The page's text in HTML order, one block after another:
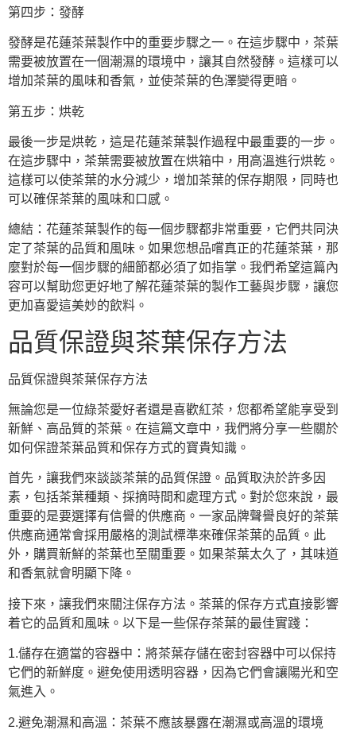
第四步：發酵
發酵是花蓮茶葉製作中的重要步驟之一。在這步驟中，茶葉
需要被放置在一個潮濕的環境中，讓其自然發酵。這樣可以
增加茶葉的風味和香氣，並使茶葉的色澤變得更暗。
第五步：烘乾
最後一步是烘乾，這是花蓮茶葉製作過程中最重要的一步。
在這步驟中，茶葉需要被放置在烘箱中，用高溫進行烘乾。
這樣可以使茶葉的水分減少，增加茶葉的保存期限，同時也
可以確保茶葉的風味和口感。
總結：花蓮茶葉製作的每一個步驟都非常重要，它們共同決
定了茶葉的品質和風味。如果您想品嚐真正的花蓮茶葉，那
麼對於每一個步驟的細節都必須了如指掌。我們希望這篇內
容可以幫助您更好地了解花蓮茶葉的製作工藝與步驟，讓您
更加喜愛這美妙的飲料。
品質保證與茶葉保存方法
品質保證與茶葉保存方法
無論您是一位綠茶愛好者還是喜歡紅茶，您都希望能享受到
新鮮、高品質的茶葉。在這篇文章中，我們將分享一些關於
如何保證茶葉品質和保存方式的寶貴知識。
首先，讓我們來談談茶葉的品質保證。品質取決於許多因
素，包括茶葉種類、採摘時間和處理方式。對於您來說，最
重要的是要選擇有信譽的供應商。一家品牌聲譽良好的茶葉
供應商通常會採用嚴格的測試標準來確保茶葉的品質。此
外，購買新鮮的茶葉也至關重要。如果茶葉太久了，其味道
和香氣就會明顯下降。
接下來，讓我們來關注保存方法。茶葉的保存方式直接影響
着它的品質和風味。以下是一些保存茶葉的最佳實踐：
1.儲存在適當的容器中：將茶葉存儲在密封容器中可以保持
它們的新鮮度。避免使用透明容器，因為它們會讓陽光和空
氣進入。
2.避免潮濕和高溫：茶葉不應該暴露在潮濕或高溫的環境